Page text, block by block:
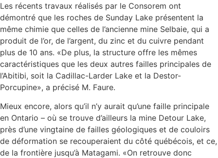
Les récents travaux réalisés par le Consorem ont
démontré que les roches de Sunday Lake présentent la
même chimie que celles de l’ancienne mine Selbaie, qui a
produit de l’or, de l’argent, du zinc et du cuivre pendant
plus de 10 ans. «De plus, la structure offre les mêmes
caractéristiques que les deux autres failles principales de
l’Abitibi, soit la Cadillac-Larder Lake et la Destor-
Porcupine», a précisé M. Faure.
Mieux encore, alors qu’il n’y aurait qu’une faille principale
en Ontario – où se trouve d’ailleurs la mine Detour Lake,
près d’une vingtaine de failles géologiques et de couloirs
de déformation se recouperaient du côté québécois, et ce,
de la frontière jusqu’à Matagami. «On retrouve donc